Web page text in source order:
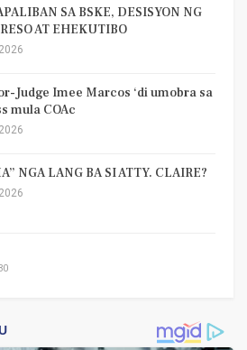
SA BSKE, DESISYON NG
AT EHEKUTIBO
Judge Imee Marcos ‘di umobra sa
mula COAc
NGA LANG BA SI ATTY. CLAIRE?